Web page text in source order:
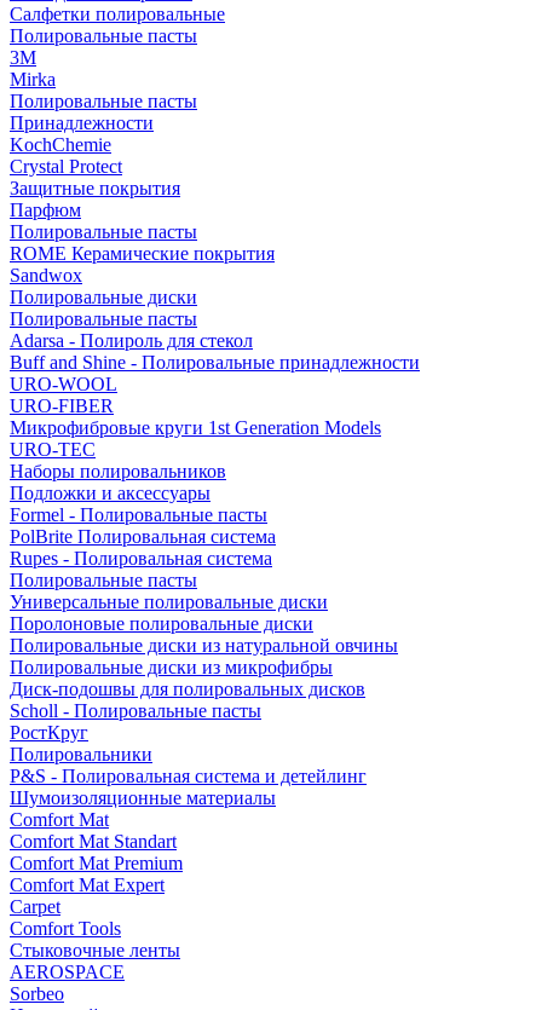
Салфетки полировальные
Полировальные пасты
3М
Mirka
Полировальные пасты
Принадлежности
KochChemie
Crystal Protect
Защитные покрытия
Парфюм
Полировальные пасты
ROME Керамические покрытия
Sandwox
Полировальные диски
Полировальные пасты
Adarsa - Полироль для стекол
Buff and Shine - Полировальные принадлежности
URO-WOOL
URO-FIBER
Микрофибровые круги 1st Generation Models
URO-TEC
Наборы полировальников
Подложки и аксессуары
Formel - Полировальные пасты
PolBrite Полировальная система
Rupes - Полировальная система
Полировальные пасты
Универсальные полировальные диски
Поролоновые полировальные диски
Полировальные диски из натуральной овчины
Полировальные диски из микрофибры
Диск-подошвы для полировальных дисков
Scholl - Полировальные пасты
РостКруг
Полировальники
P&S - Полировальная система и детейлинг
Шумоизоляционные материалы
Comfort Mat
Comfort Mat Standart
Comfort Mat Premium
Comfort Mat Expert
Carpet
Comfort Tools
Стыковочные ленты
AEROSPACE
Sorbeo